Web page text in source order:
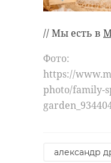
// Мы есть в
Фото:
https://
photo/family-
александр
лизаалерт
заблудшие
лиза алерт